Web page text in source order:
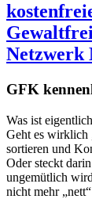
Netzwerk
GFK
Was ist
Geht es wirklich
sortieren und
Oder steckt
ungemütlich
nicht mehr